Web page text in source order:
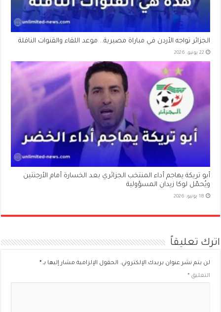
الجزائر تواجه الأردن في مباراة مصيرية.. موعد اللقاء والقنوات الناقلة
22 يونيو، 2026
أبو تريكة يهاجم أداء المنتخب الجزائري بعد الخسارة أمام الأرجنتين
ويُحمّل لوكا زيدان المسؤولية
18 يونيو، 2026
اترك تعليقاً
لن يتم نشر عنوان بريدك الإلكتروني. الحقول الإلزامية مشار إليها بـ*
التعليق*